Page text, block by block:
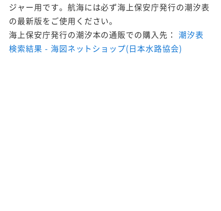
ジャー用です。航海には必ず海上保安庁発行の潮汐表
の最新版をご使用ください。
海上保安庁発行の潮汐本の通販での購入先：潮汐表
検索結果 - 海図ネットショップ(日本水路協会)